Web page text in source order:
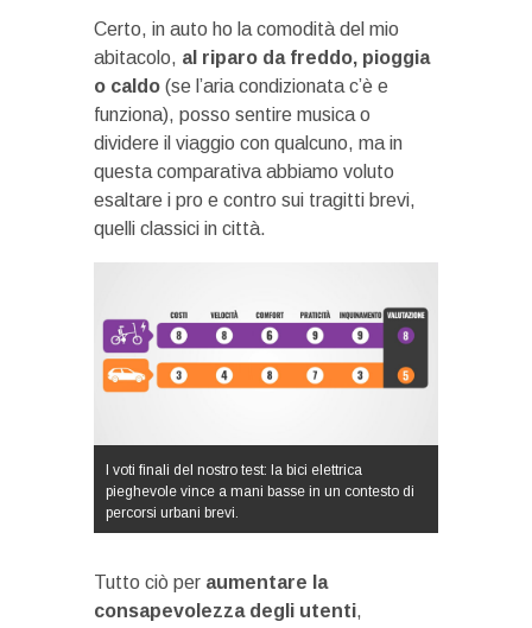
Certo, in auto ho la comodità del mio
abitacolo, al riparo da freddo, pioggia
o caldo (se l’aria condizionata c’è e
funziona), posso sentire musica o
dividere il viaggio con qualcuno, ma in
questa comparativa abbiamo voluto
esaltare i pro e contro sui tragitti brevi,
quelli classici in città.
I voti finali del nostro test: la bici elettrica
pieghevole vince a mani basse in un contesto di
percorsi urbani brevi.
Tutto ciò per aumentare la
consapevolezza degli utenti,